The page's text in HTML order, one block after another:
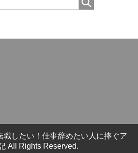
職したい！仕事辞めたい人に捧ぐア
All Rights Reserved.